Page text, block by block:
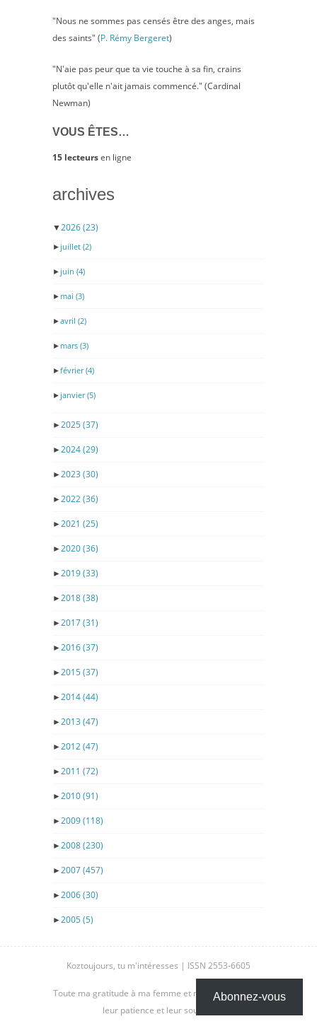
"Nous ne sommes pas censés être des anges, mais
des saints" (P. Rémy Bergeret)
"N'aie pas peur que ta vie touche à sa fin, crains
plutôt qu'elle n'ait jamais commencé." (Cardinal
Newman)
VOUS ÊTES…
15 lecteursen ligne
archives
▼2026(23)
► juillet (2)
► juin (4)
► mai (3)
►avril (2)
► mars (3)
►février(4)
► janvier(5)
►2025(37)
►2024(29)
►2023 (30)
►2022(36)
►2021 (25)
►2020(36)
►2019(33)
►2018(38)
►2017(31)
►2016(37)
►2015(37)
►2014(44)
►2013 (47)
►2012(47)
►2011 (72)
►2010(91)
►2009(118)
►2008(230)
►2007(457)
►2006(30)
►2005(5)
Koztoujours, tu m'intéresses | ISSN 2553-6605
Toute ma gratitude à ma femme et mes enfants, pour
leur patience et leur soutien.
Abonnez-vous